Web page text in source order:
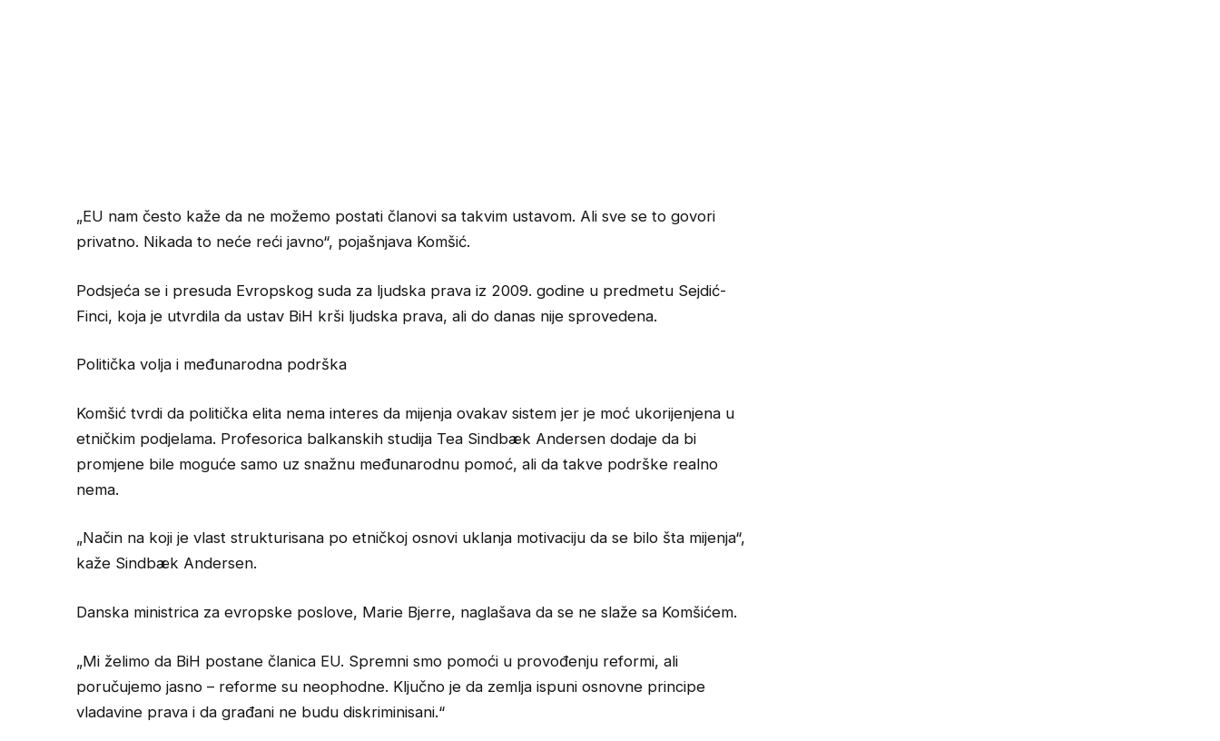
„EU nam često kaže da ne možemo postati članovi sa takvim ustavom. Ali sve se to govori
privatno. Nikada to neće reći javno“, pojašnjava Komšić.
Podsjeća se i presuda Evropskog suda za ljudska prava iz 2009. godine u predmetu Sejdić-
Finci, koja je utvrdila da ustav BiH krši ljudska prava, ali do danas nije sprovedena.
Politička volja i međunarodna podrška
Komšić tvrdi da politička elita nema interes da mijenja ovakav sistem jer je moć ukorijenjena u
etničkim podjelama. Profesorica balkanskih studija Tea Sindbæk Andersen dodaje da bi
promjene bile moguće samo uz snažnu međunarodnu pomoć, ali da takve podrške realno
nema.
„Način na koji je vlast strukturisana po etničkoj osnovi uklanja motivaciju da se bilo šta mijenja“,
kaže Sindbæk Andersen.
Danska ministrica za evropske poslove, Marie Bjerre, naglašava da se ne slaže sa Komšićem.
„Mi želimo da BiH postane članica EU. Spremni smo pomoći u provođenju reformi, ali
poručujemo jasno – reforme su neophodne. Ključno je da zemlja ispuni osnovne principe
vladavine prava i da građani ne budu diskriminisani.“